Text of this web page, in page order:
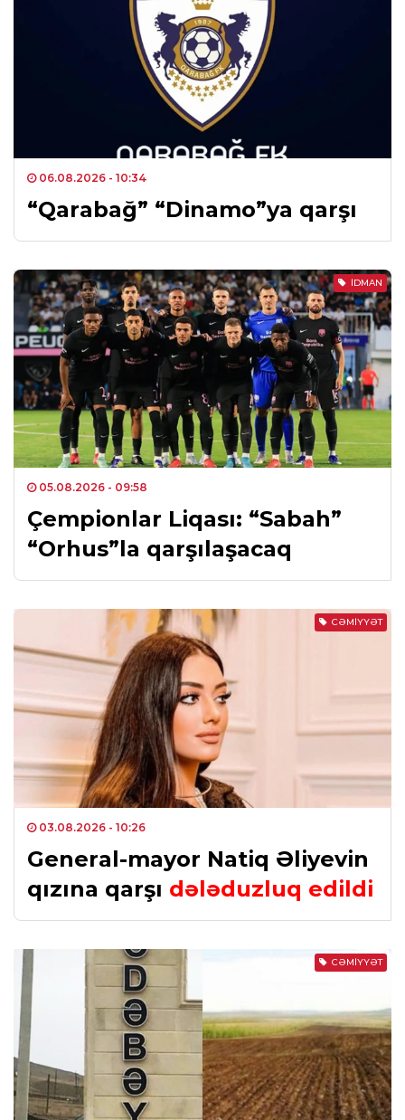
06.08.2026 - 10:34
“Qarabağ” “Dinamo”ya qarşı
İDMAN
05.08.2026 - 09:58
Çempionlar Liqası: “Sabah”
“Orhus”la qarşılaşacaq
CƏMIYYƏT
03.08.2026 - 10:26
General-mayor Natiq Əliyevin
qızına qarşı dələduzluq edildi
CƏMIYYƏT